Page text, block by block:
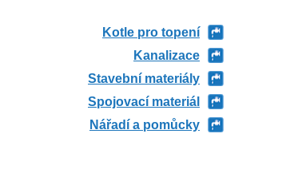
Kotle pro topení
Kanalizace
Stavební materiály
Spojovací materiál
Nářadí a pomůcky